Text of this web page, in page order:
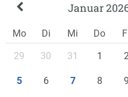
Januar
Mo Di Mi Do
29
30 31 1
5 6 7 8 9